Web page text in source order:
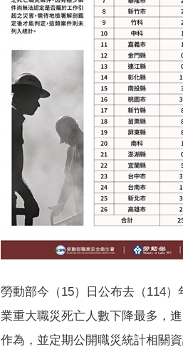
勞動部今（15）日公布去（114
業重大職災死亡人數下降最多，
作為，並定期公開職災統計相關資